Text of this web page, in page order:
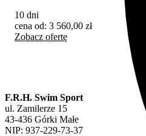
10 dni
cena od: 3 560,00 zł
Zobacz ofertę
F.R.H. Swim Sport
ul. Zamilerze 15
43-436 Górki Małe
NIP: 937-229-73-37